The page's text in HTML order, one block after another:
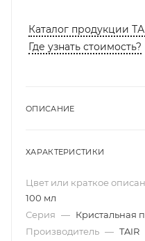
Каталог продукции
Где узнать стоимость?
ОПИСАНИЕ
ХАРАКТЕРИСТИКИ
Цвет или краткое
100 мл
Серия — Кристальная
Производитель — TAIR